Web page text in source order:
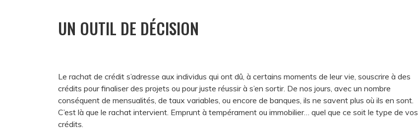
UN OUTIL DE DÉCISION
Le rachat de crédit s’adresse aux individus qui ont dû, à certains moments de leur vie, souscrire à des
crédits pour finaliser des projets ou pour juste réussir à s’en sortir. De nos jours, avec un nombre
conséquent de mensualités, de taux variables, ou encore de banques, ils ne savent plus où ils en sont.
C’est là que le rachat intervient. Emprunt à tempérament ou immobilier… quel que ce soit le type de vos
crédits.